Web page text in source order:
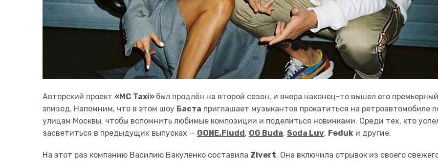
Авторский проект «MC Taxi» был продлён на второй сезон, и вчера наконец-то вышел его премьерный
эпизод. Напомним, что в этом шоу Баста приглашает музыкантов прокатиться на ретроавтомобиле
улицам Москвы, чтобы вспомнить любимые композиции и поделиться новинками. Среди тех, кто
засветиться в предыдущих выпусках — GONE.Fludd , OG Buda, Soda Luv, Feduk и другие.
На этот раз компанию Василию Вакуленко составила Zivert. Она включила отрывок из своего